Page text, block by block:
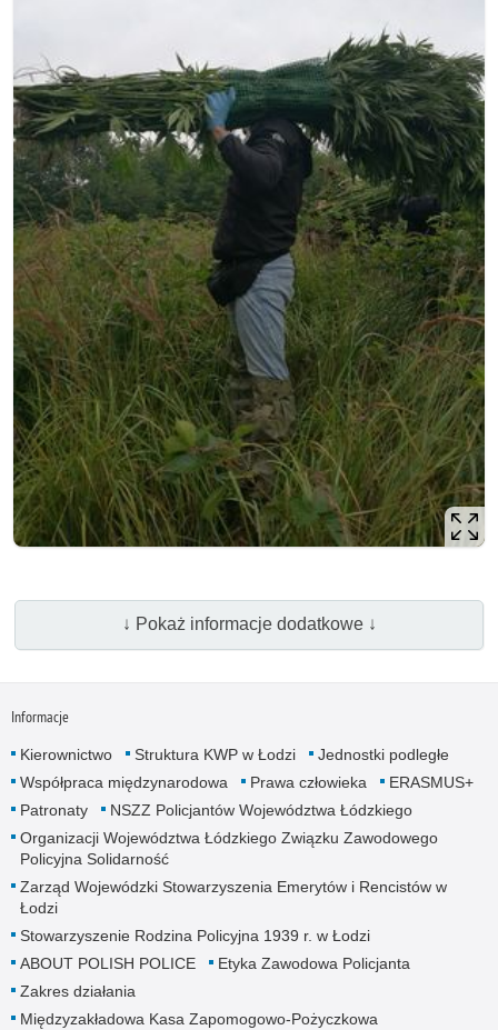
↓ Pokaż informacje dodatkowe ↓
Informacje
Kierownictwo Struktura KWP w Łodzi
Jednostki podległe
Współpraca międzynarodowa
Prawa człowieka
ERASMUS+
Patronaty
NSZZ Policjantów Województwa Łódzkiego
Organizacji Województwa Łódzkiego Związku Zawodowego
Policyjna Solidarność
Zarząd Wojewódzki Stowarzyszenia Emerytów i Rencistów w
Łodzi
Stowarzyszenie Rodzina Policyjna 1939 r. w Łodzi
ABOUT POLISH POLICE
Etyka Zawodowa Policjanta
Zakres działania
Międzyzakładowa Kasa Zapomogowo-Pożyczkowa